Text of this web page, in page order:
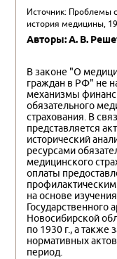
Источник: Проблемы
история медицины,
Авторы: А. В.
В законе "О
граждан в РФ" не
механизмы
обязательного
страхования. В
представляется
исторический
ресурсами
медицинского
оплаты
на основе
Государственного
Новосибирской
по 1930 г., а также
нормативных
период.